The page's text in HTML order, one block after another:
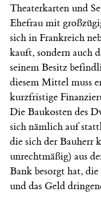
Theaterkarten und
Ehefrau mit
sich in Frankreich
kauft, sondern auch
seinem Besitz
diesem Mittel muss
kurzfristige
Die Baukosten des
sich nämlich auf
die sich der Bauherr
unrechtmäßig) aus
Bank besorgt hat,
und das Geld